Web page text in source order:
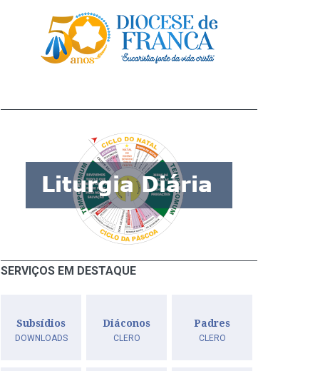
SERVIÇOS EM DESTAQUE
Subsídios
DOWNLOADS
Diáconos
CLERO
Padres
CLERO